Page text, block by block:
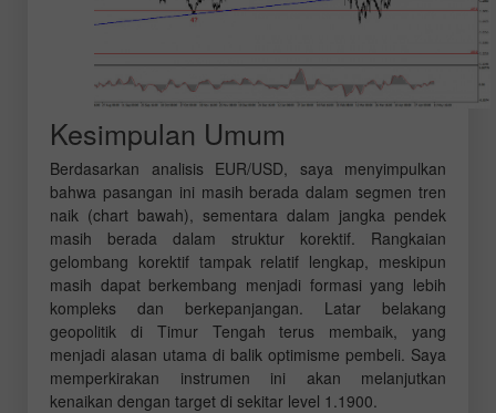
Kesimpulan Umum
Berdasarkan analisis EUR/USD, saya menyimpulkan
bahwa pasangan ini masih berada dalam segmen tren
naik (chart bawah), sementara dalam jangka pendek
masih berada dalam struktur korektif. Rangkaian
gelombang korektif tampak relatif lengkap, meskipun
masih dapat berkembang menjadi formasi yang lebih
kompleks dan berkepanjangan. Latar belakang
geopolitik di Timur Tengah terus membaik, yang
menjadi alasan utama di balik optimisme pembeli. Saya
memperkirakan instrumen ini akan melanjutkan
kenaikan dengan target di sekitar level 1.1900.